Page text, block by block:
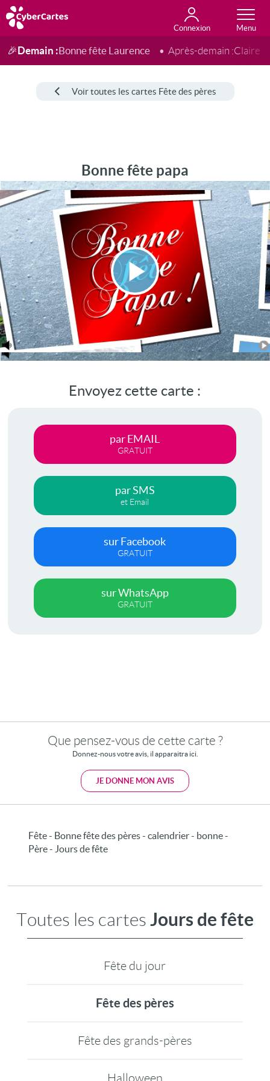
Connexion
Anniversaire
Fête du jour
Amour
Amitié
Merci
Toutes les cartes
🎉Demain :Bonne fête Laurence Après-demain :Claire
Voir toutes les cartes Fête des pères
Bonne fête papa
Lire
la
vidéo
Envoyez cette carte :
par EMAIL
GRATUIT
par SMS
et Email
sur Facebook
GRATUIT
sur WhatsApp
GRATUIT
Que pensez-vous de cette carte ?
Donnez-nous votre avis, il apparaitra ici.
JE DONNE MON AVIS
Fête - Bonne fête des pères - calendrier - bonne -
Père - Jours de fête
Toutes les cartes Jours de fête
Fête du jour
Fête des pères
Fête des grands-pères
Halloween